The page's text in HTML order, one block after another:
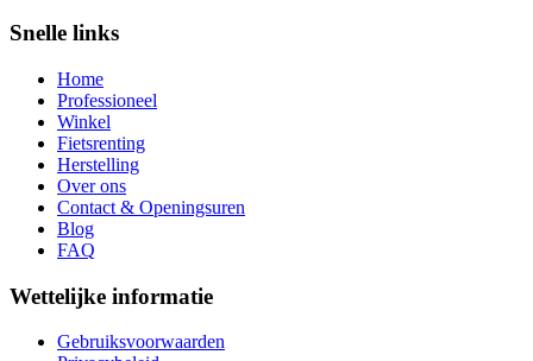
Snelle links
Home
Professioneel
Winkel
Fietsrenting
Herstelling
Over ons
Contact & Openingsuren
Blog
FAQ
Wettelijke informatie
Gebruiksvoorwaarden